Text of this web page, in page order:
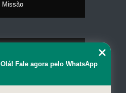
Missão
Olá! Fale agora pelo WhatsApp